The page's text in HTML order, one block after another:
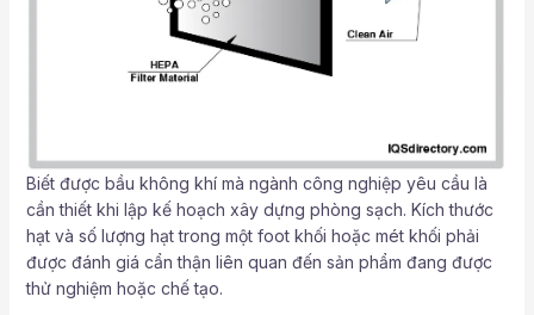
Biết được bầu không khí mà ngành công nghiệp yêu cầu là
cần thiết khi lập kế hoạch xây dựng phòng sạch. Kích thước
hạt và số lượng hạt trong một foot khối hoặc mét khối phải
được đánh giá cẩn thận liên quan đến sản phẩm đang được
thử nghiệm hoặc chế tạo.